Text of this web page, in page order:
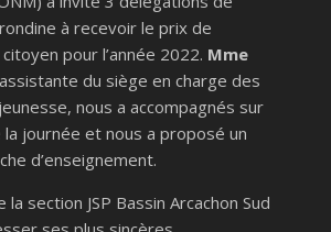
à recevoir le prix de
pour l’année 2022. Mme
du siège en charge des
nous a accompagnés sur
la journée et nous a proposé un
d’enseignement.
la section JSP Bassin Arcachon Sud